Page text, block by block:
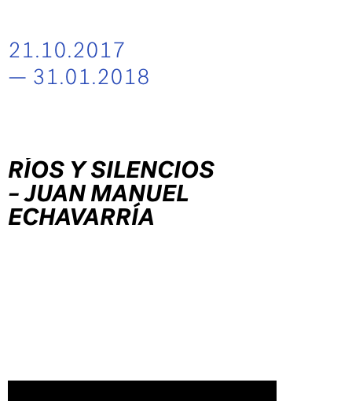
21.10.2017
— 31.01.2018
RÍOS Y SILENCIOS
– JUAN MANUEL
ECHAVARRÍA